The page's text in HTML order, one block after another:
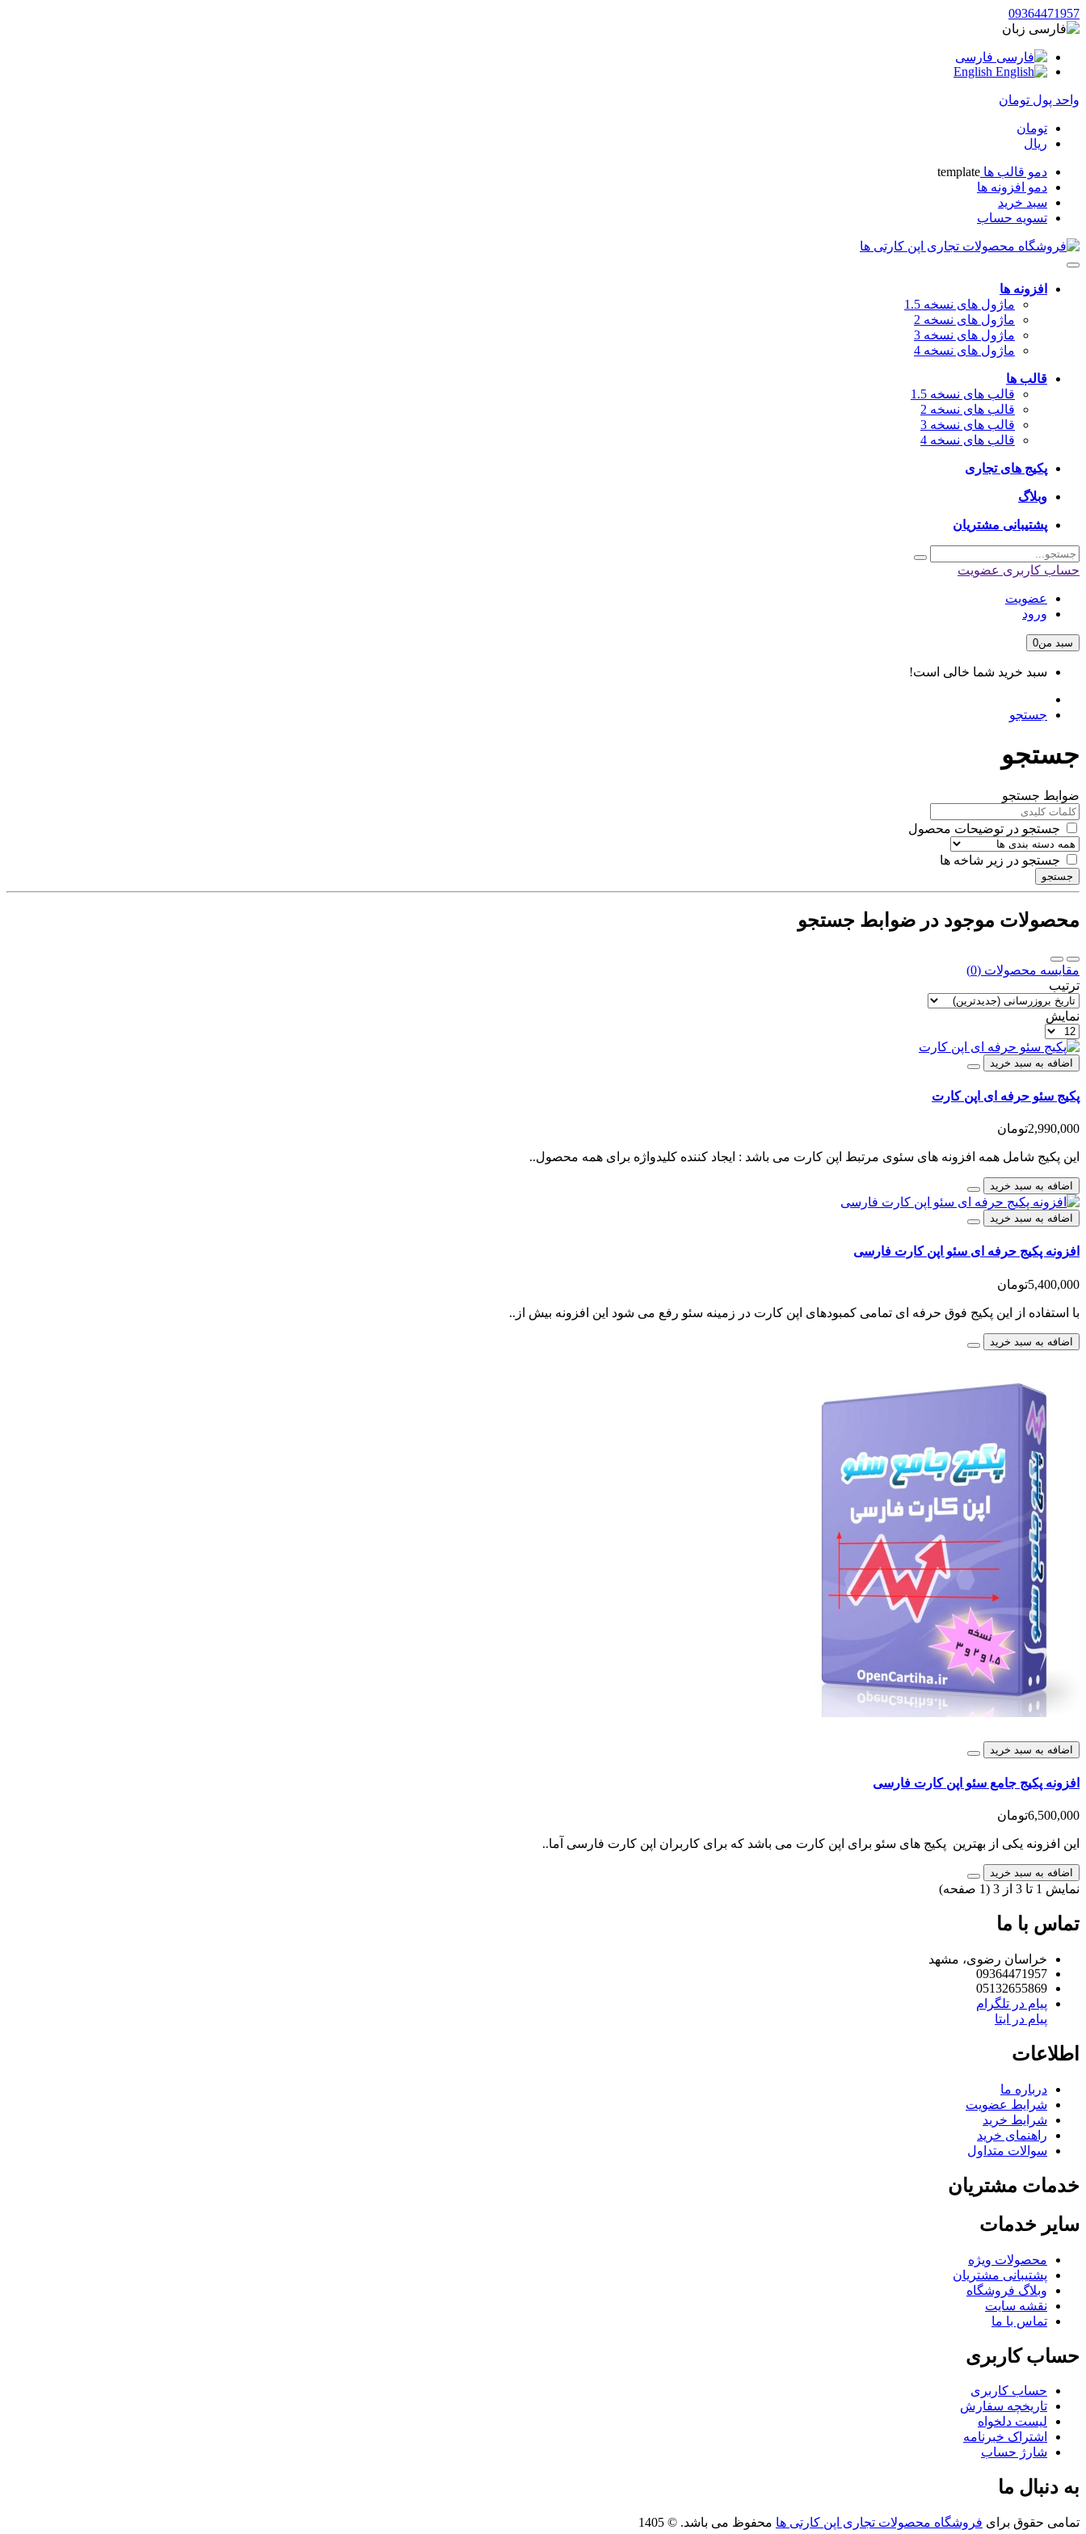
09364471957
زبان
فارسی
واحد پول تومان
تومان
ریال
دمو قالب ها template
دمو افزونه ها
سبد خرید
تسویه حساب
افزونه ها
ماژول های نسخه 1.5
ماژول های نسخه 2
ماژول های نسخه 3
ماژول های نسخه 4
قالب ها
قالب های نسخه 1.5
قالب های نسخه 2
قالب های نسخه 3
قالب های نسخه 4
پکیج های تجاری
وبلاگ
پشتیبانی مشتریان
حساب کاربری عضویت
عضویت
ورود
سبد من0
سبد خرید شما خالی است!
جستجو
جستجو
ضوابط جستجو
جستجو در توضیحات محصول
جستجو در زیر شاخه ها
جستجو
محصولات موجود در ضوابط جستجو
مقایسه محصولات (0)
ترتیب
نمایش
اضافه به سبد خرید
پکیج سئو حرفه ای اپن کارت
2,990,000تومان
این پکیج شامل همه افزونه های سئوی مرتبط اپن کارت می باشد : ایجاد کننده کلیدواژه برای همه محصول..
اضافه به سبد خرید
اضافه به سبد خرید
افزونه پکیج حرفه ای سئو اپن کارت فارسی
5,400,000تومان
با استفاده از این پکیج فوق حرفه ای تمامی کمبودهای اپن کارت در زمینه سئو رفع می شود این افزونه بیش از..
اضافه به سبد خرید
اضافه به سبد خرید
افزونه پکیج جامع سئو اپن کارت فارسی
6,500,000تومان
این افزونه یکی از بهترین پکیج های سئو برای اپن کارت می باشد که برای کاربران اپن کارت فارسی آما..
اضافه به سبد خرید
نمایش 1 تا 3 از 3 (1 صفحه)
تماس با ما
خراسان رضوی، مشهد
09364471957
05132655869
پیام در تلگرام
پیام در ایتا
اطلاعات
درباره ما
شرایط عضویت
شرایط خرید
راهنمای خرید
سوالات متداول
خدمات مشتریان
سایر خدمات
محصولات ویژه
پشتیبانی مشتریان
وبلاگ فروشگاه
نقشه سایت
تماس با ما
حساب کاربری
حساب کاربری
تاریخچه سفارش
لیست دلخواه
اشتراک خبرنامه
شارژ حساب
به دنبال ما
تمامی حقوق برای فروشگاه محصولات تجاری اپن کارتی ها محفوظ می باشد. © 1405